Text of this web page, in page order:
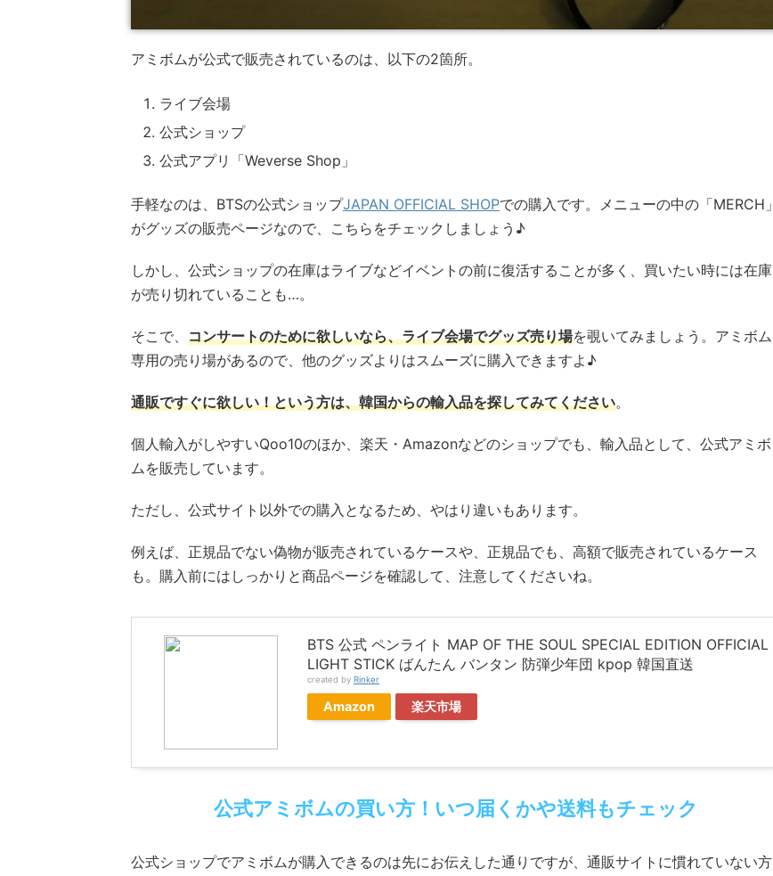
アミボムが公式で販売されているのは、以下の2箇所。
ライブ会場
公式ショップ
公式アプリ「Weverse Shop」
手軽なのは、BTSの公式ショップJAPAN OFFICIAL SHOPでの購入です。メニューの中の「MERCH」
がグッズの販売ページなので、こちらをチェックしましょう♪
しかし、公式ショップの在庫はライブなどイベントの前に復活することが多く、買いたい時には在庫
が売り切れていることも…。
そこで、 コンサートのために欲しいなら、ライブ会場でグッズ売り場を覗いてみましょう。アミボム
専用の売り場があるので、他のグッズよりはスムーズに購入できますよ♪
通販ですぐに欲しい！という方は、韓国からの輸入品を探してみてください。
個人輸入がしやすいQoo10のほか、楽天・Amazonなどのショップでも、輸入品として、公式アミボ
ムを販売しています。
ただし、公式サイト以外での購入となるため、やはり違いもあります。
例えば、正規品でない偽物が販売されているケースや、正規品でも、高額で販売されているケース
も。購入前にはしっかりと商品ページを確認して、注意してくださいね。
BTS 公式 ペンライト MAP OF THE SOUL SPECIAL EDITION OFFICIAL
LIGHT STICK ばんたん バンタン 防弾少年団 kpop 韓国直送
created by Rinker
Amazon 楽天市場
公式アミボムの買い方！いつ届くかや送料もチェック
公式ショップでアミボムが購入できるのは先にお伝えした通りですが、通販サイトに慣れていない方